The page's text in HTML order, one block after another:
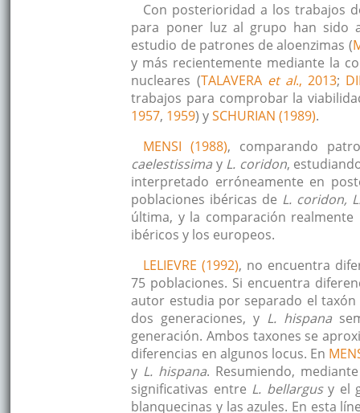
Con posterioridad a los trabajos
para poner luz al grupo han sido
estudio de patrones de aloenzimas (
y más recientemente mediante la
nucleares (TALAVERA et al., 2013;
trabajos para comprobar la
1957, 1959) ySCHURIAN (1989).
MENSI (1988), comparando
caelestissima y L. coridon,
interpretado erróneamente en
poblaciones ibéricas de L. coridon,
última, y la comparación
ibéricos y los europeos.
LELIEVRE (1992), no encuentra
75 poblaciones. Si encuentra
autor estudia por separado el taxón
dos generaciones, y L. hispana
generación. Ambos taxones se
diferencias en algunos locus. En
y L. hispana. Resumiendo,
significativas entre L. bellargusy el
blanquecinas y las azules. En esta